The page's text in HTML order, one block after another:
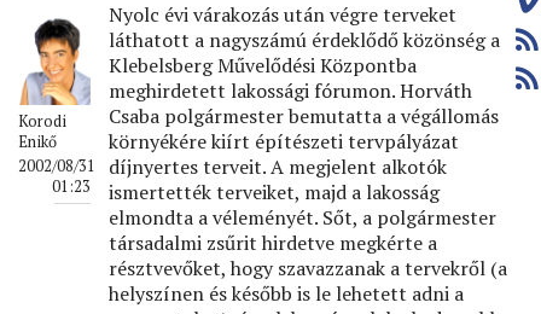
Korodi
Enikő
2002/08/31
01:23
Nyolc évi várakozás után végre terveket
láthatott a nagyszámú érdeklődő közönség a
Klebelsberg Művelődési Központba
meghirdetett lakossági fórumon. Horváth
Csaba polgármester bemutatta a végállomás
környékére kiírt építészeti tervpályázat
díjnyertes terveit. A megjelent alkotók
ismertették terveiket, majd a lakosság
elmondta a véleményét. Sőt, a polgármester
társadalmi zsűrit hirdetve megkérte a
résztvevőket, hogy szavazzanak a tervekről (a
helyszínen és később is le lehetett adni a